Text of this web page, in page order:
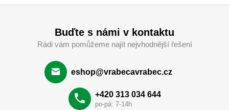
Buďte s námi v kontaktu
Rádi vám pomůžeme najít nejvhodnější řešení
eshop@vrabecavrabec.cz
+420 313 034 644
po-pá: 7-14h